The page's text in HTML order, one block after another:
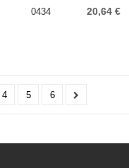
0434 20,64 €
4 5 6